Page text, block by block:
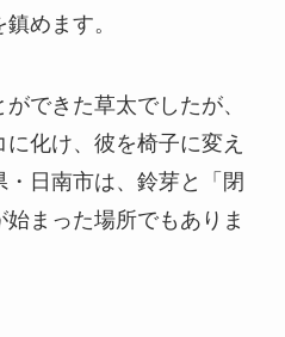
めます。
できた草太でしたが、
化け、彼を椅子に変え
日南市は、鈴芽と「閉
まった場所でもありま